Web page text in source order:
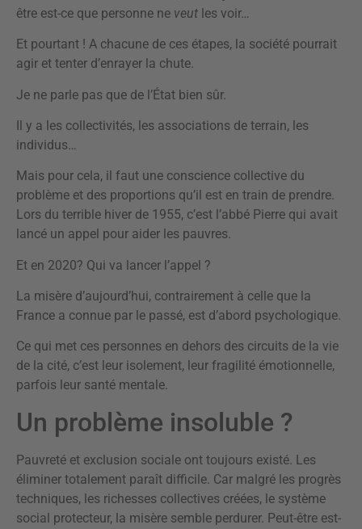
être est-ce que personne ne veut les voir…
Et pourtant ! A chacune de ces étapes, la société pourrait
agir et tenter d’enrayer la chute.
Je ne parle pas que de l’État bien sûr.
Il y a les collectivités, les associations de terrain, les
individus…
Mais pour cela, il faut une conscience collective du
problème et des proportions qu’il est en train de prendre.
Lors du terrible hiver de 1955, c’est l’abbé Pierre qui avait
lancé un appel pour aider les pauvres.
Et en 2020? Qui va lancer l’appel ?
La misère d’aujourd’hui, contrairement à celle que la
France a connue par le passé, est d’abord psychologique.
Ce qui met ces personnes en dehors des circuits de la vie
de la cité, c’est leur isolement, leur fragilité émotionnelle,
parfois leur santé mentale.
Un problème insoluble ?
Pauvreté et exclusion sociale ont toujours existé. Les
éliminer totalement paraît difficile. Car malgré les progrès
techniques, les richesses collectives créées, le système
social protecteur, la misère semble perdurer. Peut-être est-